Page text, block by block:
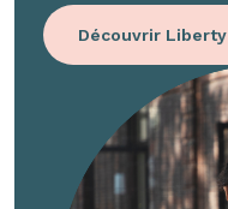
Découvrir Liberty